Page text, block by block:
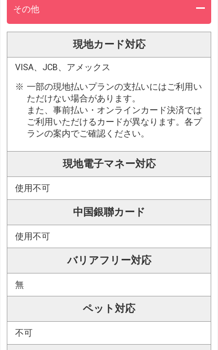
その他
現地カード対応
VISA、JCB、アメックス
一部の現地払いプランの支払いにはご利用い
ただけない場合があります。
また、事前払い・オンラインカード決済では
ご利用いただけるカードが異なります。各プ
ランの案内でご確認ください。
現地電子マネー対応
使用不可
中国銀聯カード
使用不可
バリアフリー対応
無
ペット対応
不可